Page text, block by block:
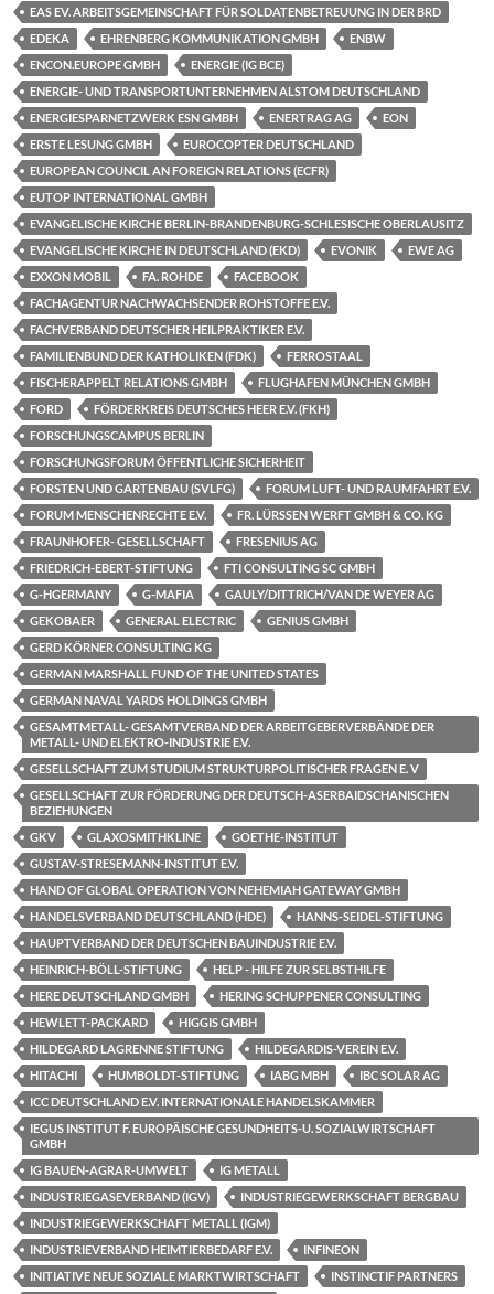
EAS EV. ARBEITSGEMEINSCHAFT FÜR SOLDATENBETREUUNG IN DER BRD
EDEKA
EHRENBERG KOMMUNIKATION GMBH
ENBW
ENCON.EUROPE GMBH
ENERGIE (IG BCE)
ENERGIE- UND TRANSPORTUNTERNEHMEN ALSTOM DEUTSCHLAND
ENERGIESPARNETZWERK ESN GMBH
ENERTRAG AG
EON
ERSTE LESUNG GMBH
EUROCOPTER DEUTSCHLAND
EUROPEAN COUNCIL AN FOREIGN RELATIONS (ECFR)
EUTOP INTERNATIONAL GMBH
EVANGELISCHE KIRCHE BERLIN-BRANDENBURG-SCHLESISCHE OBERLAUSITZ
EVANGELISCHE KIRCHE IN DEUTSCHLAND (EKD)
EVONIK
EWE AG
EXXON MOBIL
FA. ROHDE
FACEBOOK
FACHAGENTUR NACHWACHSENDER ROHSTOFFE E.V.
FACHVERBAND DEUTSCHER HEILPRAKTIKER E.V.
FAMILIENBUND DER KATHOLIKEN (FDK)
FERROSTAAL
FISCHERAPPELT RELATIONS GMBH
FLUGHAFEN MÜNCHEN GMBH
FORD
FÖRDERKREIS DEUTSCHES HEER E.V. (FKH)
FORSCHUNGSCAMPUS BERLIN
FORSCHUNGSFORUM ÖFFENTLICHE SICHERHEIT
FORSTEN UND GARTENBAU (SVLFG)
FORUM LUFT- UND RAUMFAHRT E.V.
FORUM MENSCHENRECHTE E.V.
FR. LÜRSSEN WERFT GMBH & CO. KG
FRAUNHOFER- GESELLSCHAFT
FRESENIUS AG
FRIEDRICH-EBERT-STIFTUNG
FTI CONSULTING SC GMBH
G-HGERMANY
G-MAFIA
GAULY/DITTRICH/VAN DE WEYER AG
GEKOBAER
GENERAL ELECTRIC
GENIUS GMBH
GERD KÖRNER CONSULTING KG
GERMAN MARSHALL FUND OF THE UNITED STATES
GERMAN NAVAL YARDS HOLDINGS GMBH
GESAMTMETALL- GESAMTVERBAND DER ARBEITGEBERVERBÄNDE DER
METALL- UND ELEKTRO-INDUSTRIE E.V.
GESELLSCHAFT ZUM STUDIUM STRUKTURPOLITISCHER FRAGEN E. V
GESELLSCHAFT ZUR FÖRDERUNG DER DEUTSCH-ASERBAIDSCHANISCHEN
BEZIEHUNGEN
GKV
GLAXOSMITHKLINE
GOETHE-INSTITUT
GUSTAV-STRESEMANN-INSTITUT E.V.
HAND OF GLOBAL OPERATION VON NEHEMIAH GATEWAY GMBH
HANDELSVERBAND DEUTSCHLAND (HDE)
HANNS-SEIDEL-STIFTUNG
HAUPTVERBAND DER DEUTSCHEN BAUINDUSTRIE E.V.
HEINRICH-BÖLL-STIFTUNG
HELP - HILFE ZUR SELBSTHILFE
HERE DEUTSCHLAND GMBH
HERING SCHUPPENER CONSULTING
HEWLETT-PACKARD
HIGGIS GMBH
HILDEGARD LAGRENNE STIFTUNG
HILDEGARDIS-VEREIN E.V.
HITACHI
HUMBOLDT-STIFTUNG IABG MBH
IBC SOLAR AG
ICC DEUTSCHLAND E.V. INTERNATIONALE HANDELSKAMMER
IEGUS INSTITUT F. EUROPÄISCHE GESUNDHEITS-U. SOZIALWIRTSCHAFT
GMBH
IG BAUEN-AGRAR-UMWELT
IG METALL
INDUSTRIEGASEVERBAND (IGV)
INDUSTRIEGEWERKSCHAFT BERGBAU
INDUSTRIEGEWERKSCHAFT METALL (IGM)
INDUSTRIEVERBAND HEIMTIERBEDARF E.V.
INFINEON
INITIATIVE NEUE SOZIALE MARKTWIRTSCHAFT
INSTINCTIF PARTNERS